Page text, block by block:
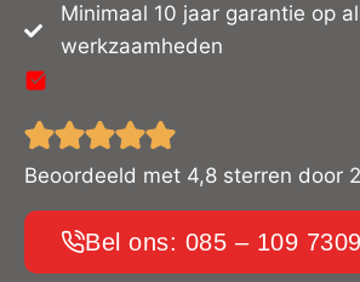
Minimaal 10 jaar garantie op
werkzaamheden
Beoordeeld met 4,8 sterren door
Bel ons: 085 – 109 7309